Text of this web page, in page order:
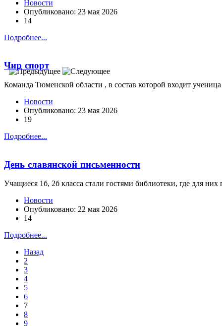
Новости
Опубликовано: 23 мая 2026
14
Подробнее...
Чир спорт
Команда Тюменской области , в состав которой входит
Новости
Опубликовано: 23 мая 2026
19
Подробнее...
День славянской письменности
Учащиеся 1б, 2б класса стали гостями библиотеки, где для них
Новости
Опубликовано: 22 мая 2026
14
Подробнее...
Назад
2
3
4
5
6
7
8
9